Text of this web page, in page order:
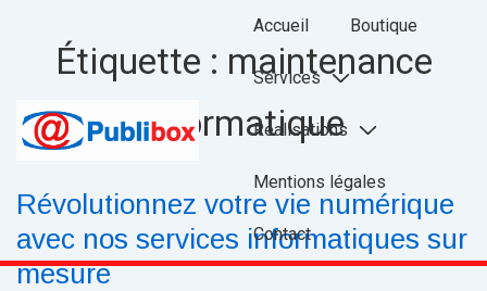
principal
Main
Navigation
Accueil Boutique
Services
Réalisations
Mentions légales
Contact
Étiquette : maintenance
informatique
Révolutionnez votre vie numérique
avec nos services informatiques sur
mesure